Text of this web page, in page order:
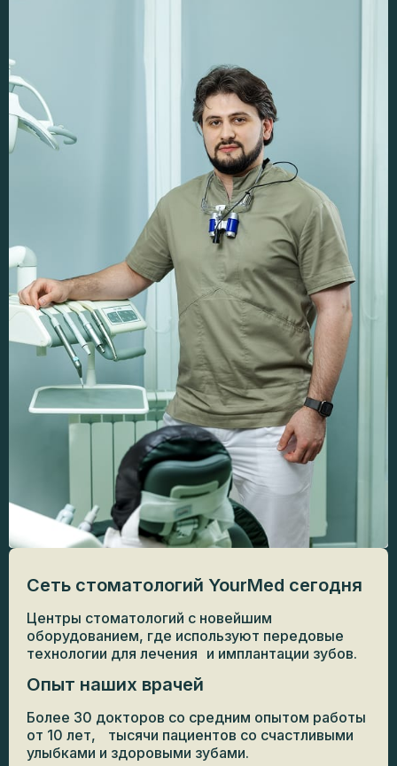
Сеть стоматологий YourMed сегодня
Центры стоматологий с новейшим
оборудованием, где используют передовые
технологии для лечения и имплантации зубов.
Опыт наших врачей
Более 30 докторов со средним опытом работы
от 10 лет, тысячи пациентов со счастливыми
улыбками и здоровыми зубами.